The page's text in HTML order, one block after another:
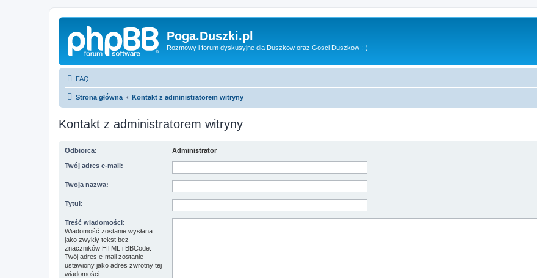
Poga.Duszki.pl
Rozmowy i forum dyskusyjne dla Duszkow oraz Gosci Duszkow :-)
FAQ
Strona główna Kontakt z administratorem witryny
Kontakt z administratorem witryny
Odbiorca: Administrator
Twój adres e-mail:
Twoja nazwa:
Tytuł:
Treść wiadomości:
Wiadomość zostanie wysłana
jako zwykły tekst bez
znaczników HTML i BBCode.
Twój adres e-mail zostanie
ustawiony jako adres zwrotny tej
wiadomości.